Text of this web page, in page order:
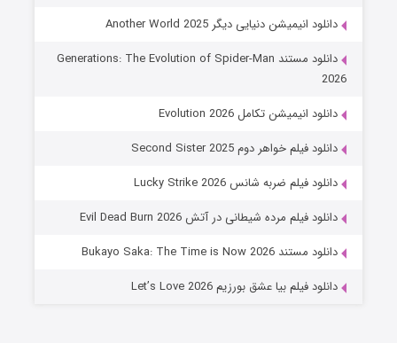
جادوگری در مغولستان
دانلود انیمیشن دنیایی دیگر Another World 2025
دانلود مستند Generations: The Evolution of Spider-Man
2026
دانلود انیمیشن تکامل Evolution 2026
دانلود فیلم خواهر دوم Second Sister 2025
دانلود فیلم ضربه شانس Lucky Strike 2026
دانلود فیلم مرده شیطانی در آتش Evil Dead Burn 2026
دانلود مستند Bukayo Saka: The Time is Now 2026
دانلود فیلم بیا عشق بورزیم Let’s Love 2026